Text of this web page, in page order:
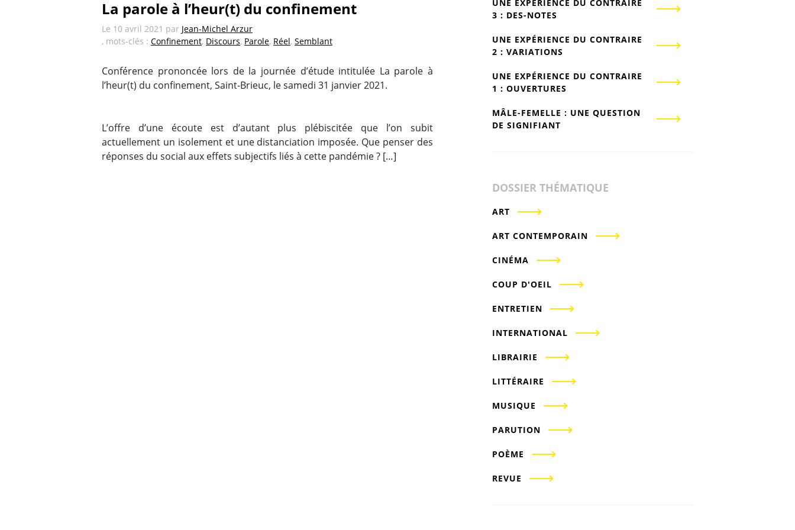
La parole à l’heur(t) du confinement
Le 10 avril 2021 par Jean-Michel Arzur
, mots-clés : Confinement, Discours, Parole, Réel, Semblant
Conférence prononcée lors de la journée d’étude intitulée La parole à
l’heur(t) du confinement, Saint-Brieuc, le samedi 31 janvier 2021.
L’offre d’une écoute est d’autant plus plébiscitée que l’on subit
actuellement un isolement et une distanciation imposée. Que penser des
réponses du social aux effets subjectifs liés à cette pandémie ? […]
UNE EXPÉRIENCE DU CONTRAIRE
3 : DES-NOTES
UNE EXPÉRIENCE DU CONTRAIRE
2 : VARIATIONS
UNE EXPÉRIENCE DU CONTRAIRE
1 : OUVERTURES
MÂLE-FEMELLE : UNE QUESTION
DE SIGNIFIANT
DOSSIER THÉMATIQUE
ART
ART CONTEMPORAIN
CINÉMA
COUP D'OEIL
ENTRETIEN
INTERNATIONAL
LIBRAIRIE
LITTÉRAIRE
MUSIQUE
PARUTION
POÈME
REVUE